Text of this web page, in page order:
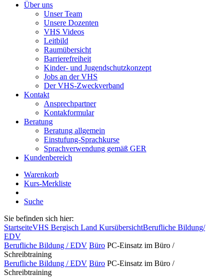
Über uns
Unser Team
Unsere Dozenten
VHS Videos
Leitbild
Raumübersicht
Barrierefreiheit
Kinder- und Jugendschutzkonzept
Jobs an der VHS
Der VHS-Zweckverband
Kontakt
Ansprechpartner
Kontakformular
Beratung
Beratung allgemein
Einstufung-Sprachkurse
Sprachverwendung gemäß GER
Kundenbereich
Warenkorb
Kurs-Merkliste
Suche
Sie befinden sich hier:
StartseiteVHS Bergisch Land KursübersichtBerufliche Bildung/
EDV
Berufliche Bildung / EDV Büro PC-Einsatz im Büro /
Schreibtraining
Berufliche Bildung / EDV Büro PC-Einsatz im Büro /
Schreibtraining